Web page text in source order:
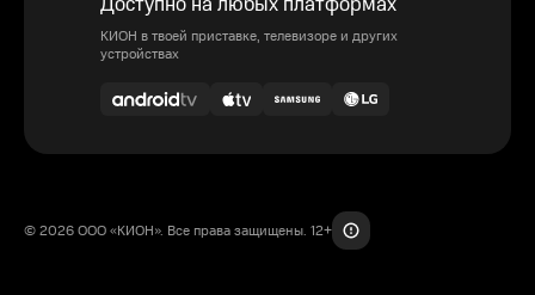
КИОН в твоей приставке, телевизоре и других
устройствах
© 2026 ООО «КИОН». Все права защищены. 12+